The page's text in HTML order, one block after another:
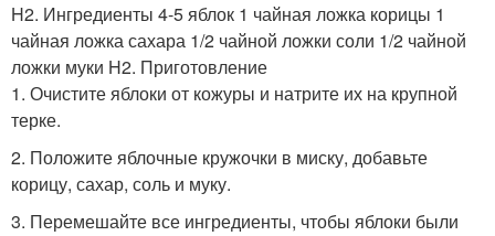
H2. Ингредиенты 4-5 яблок 1 чайная ложка корицы 1
чайная ложка сахара 1/2 чайной ложки соли 1/2 чайной
ложки муки H2. Приготовление
1. Очистите яблоки от кожуры и натрите их на крупной
терке.
2. Положите яблочные кружочки в миску, добавьте
корицу, сахар, соль и муку.
3. Перемешайте все ингредиенты, чтобы яблоки были